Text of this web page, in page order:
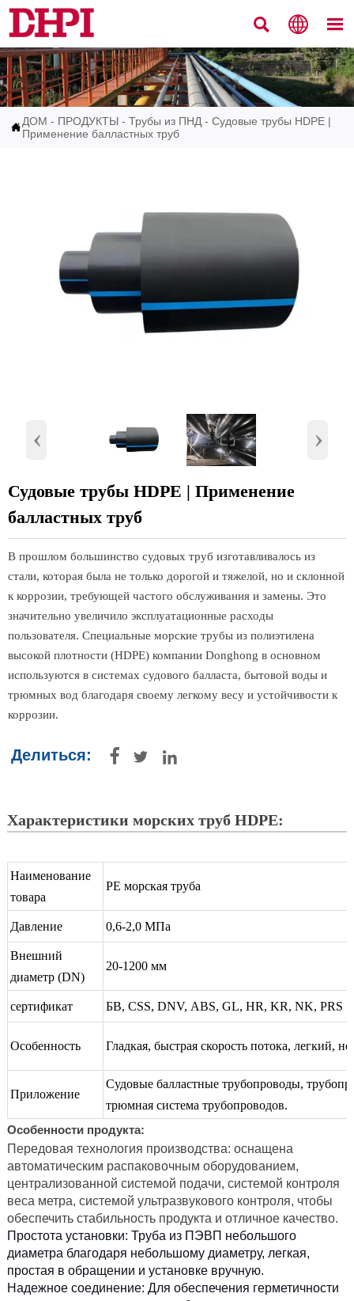
  
ДОМ - ПРОДУКТЫ -Трубы из ПНД -Судовые трубы HDPE |
Применение балластных труб
‹ ›
Судовые трубы HDPE | Применение
балластных труб
В прошлом большинство судовых труб изготавливалось из
стали, которая была не только дорогой и тяжелой, но и склонной
к коррозии, требующей частого обслуживания и замены. Это
значительно увеличило эксплуатационные расходы
пользователя. Специальные морские трубы из полиэтилена
высокой плотности (HDPE) компании Donghong в основном
используются в системах судового балласта, бытовой воды и
трюмных вод благодаря своему легкому весу и устойчивости к
коррозии.
Делиться:   
Характеристики морских труб HDPE:
Наименование
товара
PE морская труба
Давление 0,6-2,0 МПа
Внешний
диаметр (DN)
20-1200 мм
сертификат БВ, CSS, DNV, ABS, GL, HR, KR, NK, PRS
Особенность Гладкая, быстрая скорость потока, легкий,
Приложение
Судовые балластные трубопроводы,
трюмная система трубопроводов.
Особенности продукта:
Передовая технология производства: оснащена
автоматическим распаковочным оборудованием,
централизованной системой подачи, системой контроля
веса метра, системой ультразвукового контроля, чтобы
обеспечить стабильность продукта и отличное качество.
Простота установки: Труба из ПЭВП небольшого
диаметра благодаря небольшому диаметру, легкая,
простая в обращении и установке вручную.
Надежное соединение: Для обеспечения герметичности